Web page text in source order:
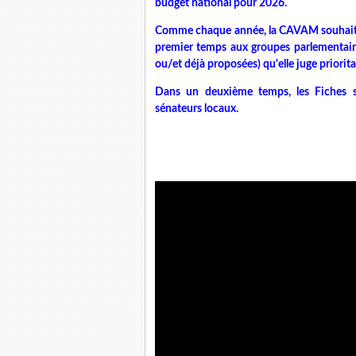
budget national pour 2026.
Comme chaque année, la CAVAM
premier temps aux groupes
ou/et déjà proposées) qu'elle juge
Dans un deuxième temps, les Fiches
sénateurs locaux.